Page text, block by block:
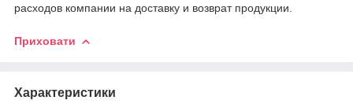
расходов компании на доставку и возврат продукции.
Приховати
Характеристики